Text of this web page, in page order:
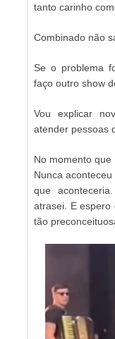
tanto carinho
Combinado não
Se o problema
faço outro show
Vou explicar
atender pessoas
No momento que
Nunca
que
atrasei. E
tão